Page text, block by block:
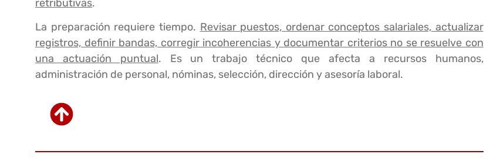
retributivas.
La preparación requiere tiempo. Revisar puestos, ordenar conceptos salariales, actualizar
registros, definir bandas, corregir incoherencias y documentar criterios no se resuelve con
una actuación puntual. Es un trabajo técnico que afecta a recursos humanos,
administración de personal, nóminas, selección, dirección y asesoría laboral.